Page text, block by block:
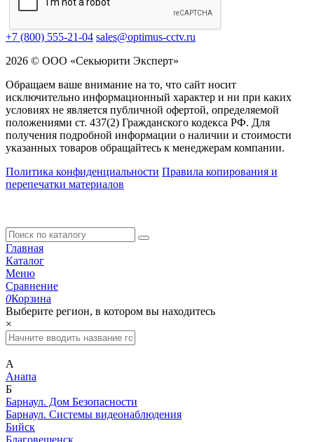
+7 (800) 555-21-04 sales@optimus-cctv.ru
2026 © ООО «Секьюрити Эксперт»
Обращаем ваше внимание на то, что сайт носит
исключительно информационный характер и ни при каких
условиях не является публичной офертой, определяемой
положениями ст. 437(2) Гражданского кодекса РФ. Для
получения подробной информации о наличии и стоимости
указанных товаров обращайтесь к менеджерам компании.
Политика конфиденциальности Правила копирования и
перепечатки материалов
Главная
Каталог
Меню
Сравнение
0Корзина
Выберите регион, в котором вы находитесь
×
А
Анапа
Б
Барнаул. Дом Безопасности
Барнаул. Системы видеонаблюдения
Бийск
Благовещенск